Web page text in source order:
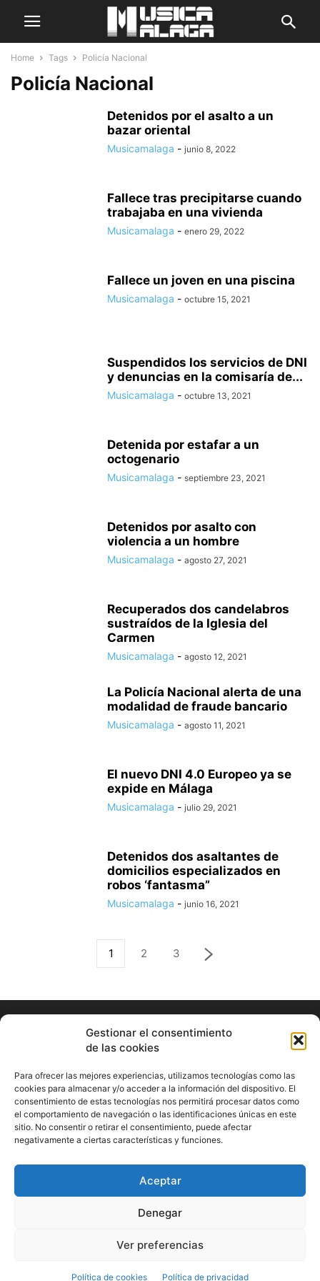
Gestionar el consentimiento
de las cookies
Para ofrecer las mejores experiencias, utilizamos tecnologías como las
cookies para almacenar y/o acceder a la información del dispositivo. El
consentimiento de estas tecnologías nos permitirá procesar datos como
el comportamiento de navegación o las identificaciones únicas en este
sitio. No consentir o retirar el consentimiento, puede afectar
negativamente a ciertas características y funciones.
Aceptar
Denegar
Ver preferencias
Política de cookies Política de privacidad
Home Tags Policía Nacional
Policía Nacional
Detenidos por el asalto a un
bazar oriental
Musicamalaga - junio 8, 2022
Fallece tras precipitarse cuando
trabajaba en una vivienda
Musicamalaga - enero 29, 2022
Fallece un joven en una piscina
Musicamalaga - octubre 15, 2021
Suspendidos los servicios de DNI
y denuncias en la comisaría de...
Musicamalaga - octubre 13, 2021
Detenida por estafar a un
octogenario
Musicamalaga - septiembre 23, 2021
Detenidos por asalto con
violencia a un hombre
Musicamalaga - agosto 27, 2021
Recuperados dos candelabros
sustraídos de la Iglesia del
Carmen
Musicamalaga - agosto 12, 2021
La Policía Nacional alerta de una
modalidad de fraude bancario
Musicamalaga - agosto 11, 2021
El nuevo DNI 4.0 Europeo ya se
expide en Málaga
Musicamalaga - julio 29, 2021
Detenidos dos asaltantes de
domicilios especializados en
robos ‘fantasma”
Musicamalaga - junio 16, 2021
1 2 3
ABOUT US
Información Cultural de Málaga y otros de interés general
Contact us:musicamalaga55@gmail.com
FOLLOW US
© Musicamalaga